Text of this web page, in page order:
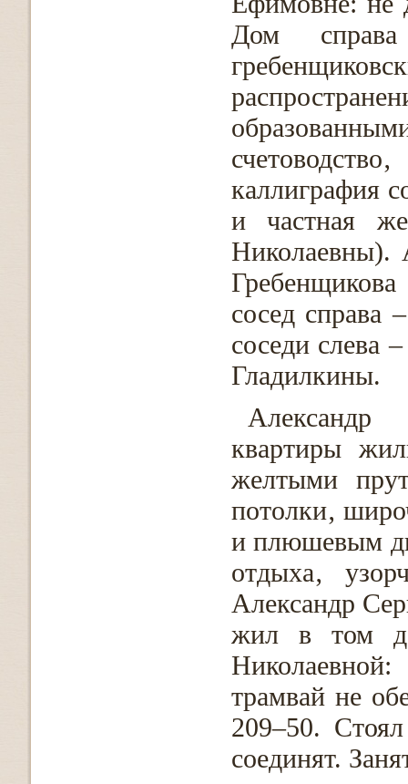
Дом
каллиграфия
и частная
Николаевны).
сосед справа
соседи слева
Гладилкины.
Александр
квартиры
желтыми
потолки‚
и плюшевым
отдыха‚
Александр
жил в том
Николаевной:
трамвай не
209–50.
соединят.